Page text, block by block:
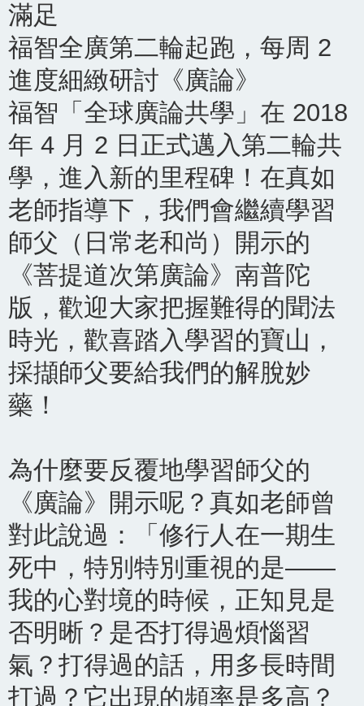
滿足
福智全廣第二輪起跑，每周 2
進度細緻研討《廣論》
福智「全球廣論共學」在 2018
年 4 月 2 日正式邁入第二輪共
學，進入新的里程碑！在真如
老師指導下，我們會繼續學習
師父（日常老和尚）開示的
《菩提道次第廣論》南普陀
版，歡迎大家把握難得的聞法
時光，歡喜踏入學習的寶山，
採擷師父要給我們的解脫妙
藥！
為什麼要反覆地學習師父的
《廣論》開示呢？真如老師曾
對此說過：「修行人在一期生
死中，特別特別重視的是——
我的心對境的時候，正知見是
否明晰？是否打得過煩惱習
氣？打得過的話，用多長時間
打過？它出現的頻率是多高？